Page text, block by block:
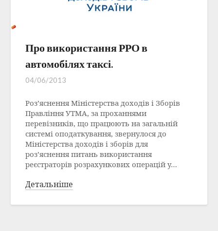
Про використання РРО в
автомобілях таксі.
04/06/2013
Роз’яснення Міністерства доходів і Зборів
Правління УТМА, за проханнями
перевізників, що працюють на загальній
системі оподаткування, звернулося до
Міністерства доходів і зборів для
роз’яснення питань використання
реєстраторів розрахункових операцій у…
Детальніше